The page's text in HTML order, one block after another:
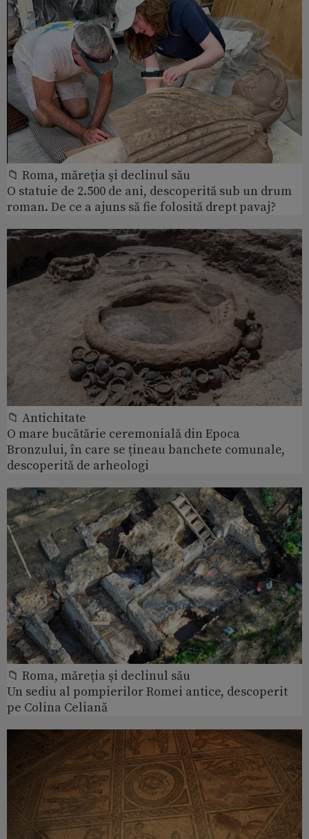
📁 Roma, măreţia şi declinul său
O statuie de 2.500 de ani, descoperită sub un drum
roman. De ce a ajuns să fie folosită drept pavaj?
📁 Antichitate
O mare bucătărie ceremonială din Epoca
Bronzului, în care se țineau banchete comunale,
descoperită de arheologi
📁 Roma, măreţia şi declinul său
Un sediu al pompierilor Romei antice, descoperit
pe Colina Celiană